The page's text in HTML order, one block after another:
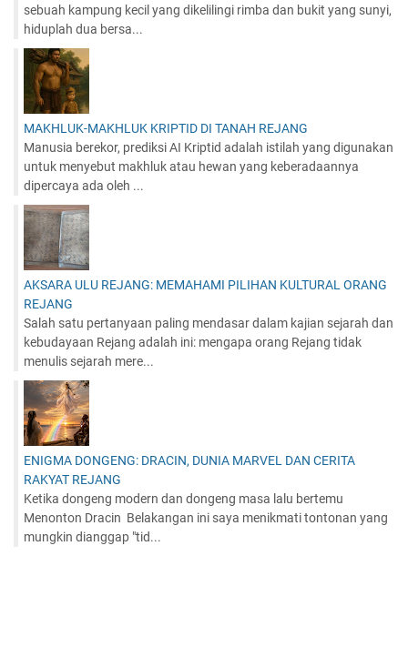
sebuah kampung kecil yang dikelilingi rimba dan bukit yang sunyi,
hiduplah dua bersa...
MAKHLUK-MAKHLUK KRIPTID DI TANAH REJANG
Manusia berekor, prediksi AI Kriptid adalah istilah yang digunakan
untuk menyebut makhluk atau hewan yang keberadaannya
dipercaya ada oleh ...
AKSARA ULU REJANG: MEMAHAMI PILIHAN KULTURAL ORANG
REJANG
Salah satu pertanyaan paling mendasar dalam kajian sejarah dan
kebudayaan Rejang adalah ini: mengapa orang Rejang tidak
menulis sejarah mere...
ENIGMA DONGENG: DRACIN, DUNIA MARVEL DAN CERITA
RAKYAT REJANG
Ketika dongeng modern dan dongeng masa lalu bertemu
Menonton Dracin Belakangan ini saya menikmati tontonan yang
mungkin dianggap "tid...